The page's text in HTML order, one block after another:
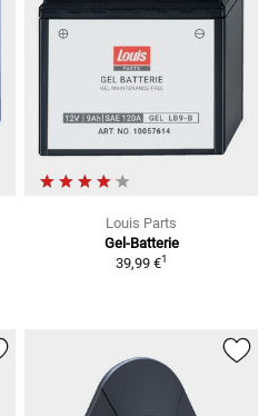
Louis Parts
Gel-Batterie
39,99 €1